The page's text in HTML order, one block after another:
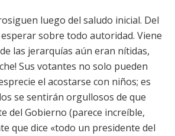
luego del saludo inicial. Del
sobre todo autoridad. Viene
las jerarquías aún eran nítidas,
Sus votantes no solo pueden
el acostarse con niños; es
se sentirán orgullosos de que
del Gobierno (parece increíble,
que dice «todo un presidente del